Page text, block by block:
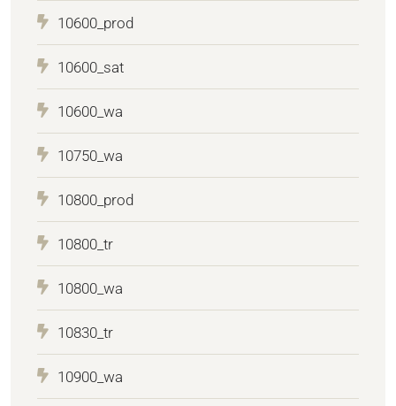
10600_prod
10600_sat
10600_wa
10750_wa
10800_prod
10800_tr
10800_wa
10830_tr
10900_wa